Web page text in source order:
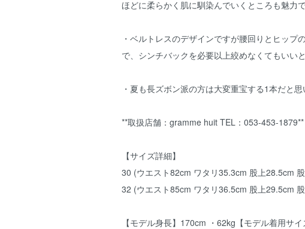
ほどに柔らかく肌に馴染んでいくところも魅力で
・ベルトレスのデザインですが腰回りとヒップ
で、シンチバックを必要以上絞めなくてもいい
・夏も長ズボン派の方は大変重宝する1本だと思
**取扱店舗：gramme huit TEL：053-453-1879**
【サイズ詳細】
30 (ウエスト82cm ワタリ35.3cm 股上28.5cm
32 (ウエスト85cm ワタリ36.5cm 股上29.5cm
【モデル身長】170cm ・62kg【モデル着用サ